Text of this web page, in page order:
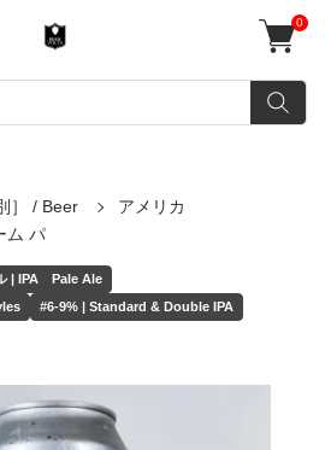
0
］ / Beer
アメリカ
ム パ
| IPA Pale Ale
#6-9% | Standard & Double IPA